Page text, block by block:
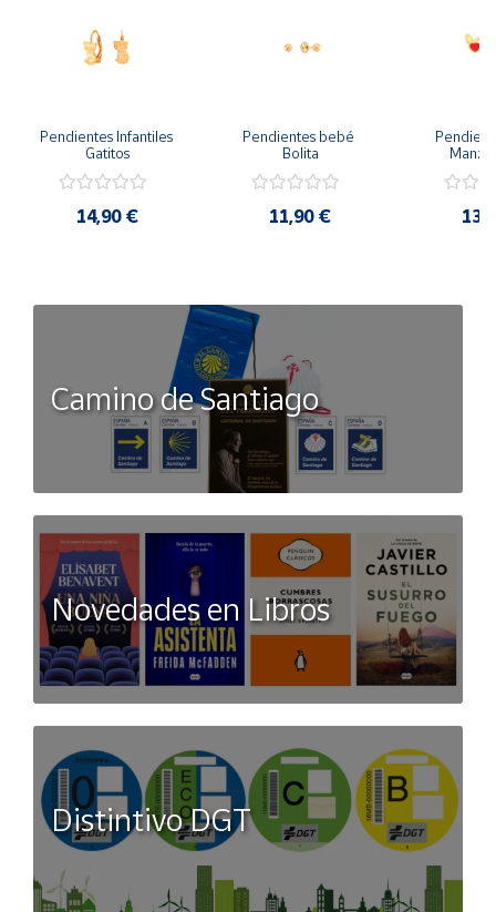
Pendientes Infantiles
Gatitos
14,90 €
Pendientes bebé
Bolita
11,90 €
Camino de Santiago
Novedades en Libros
Distintivo DGT